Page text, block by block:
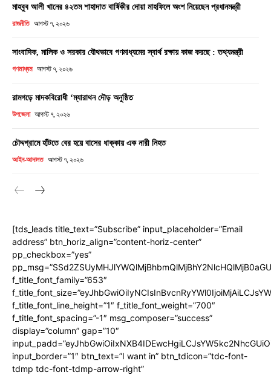
মাহবুব আলী খানের ৪২তম শাহাদাত বার্ষিকীর দোয়া মাহফিলে অংশ নিয়েছেন প্রধানমন্ত্রী
রাজনীতি আগস্ট ৭, ২০২৬
সাংবাদিক, মালিক ও সরকার যৌথভাবে গণমাধ্যমের স্বার্থ রক্ষায় কাজ করছে : তথ্যমন্ত্রী
গণমাধ্যম আগস্ট ৭, ২০২৬
রামগড়ে মাদকবিরোধী ‘ম্যারাথন দৌড় অনুষ্ঠিত
উপজেলা আগস্ট ৭, ২০২৬
চৌদ্দগ্রামে হাঁটতে বের হয়ে বাসের ধাক্কায় এক নারী নিহত
আইন-আদালত আগস্ট ৭, ২০২৬
[tds_leads title_text=”Subscribe” input_placeholder=”Email
address” btn_horiz_align=”content-horiz-center”
pp_checkbox=”yes”
f_title_font_family=”653″
f_title_font_line_height=”1″ f_title_font_weight=”700″
f_title_font_spacing=”-1″ msg_composer=”success”
display=”column” gap=”10″
input_border=”1″ btn_text=”I want in” btn_tdicon=”tdc-font-
tdmp tdc-font-tdmp-arrow-right”